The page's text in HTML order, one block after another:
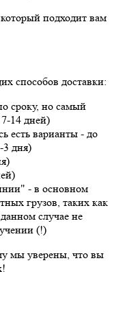
подходит вам
способов доставки:
сроку, но самый
14 дней)
есть варианты - до
3 дня)
- в основном
грузов, таких как
случае не
(!)
мы уверены, что вы